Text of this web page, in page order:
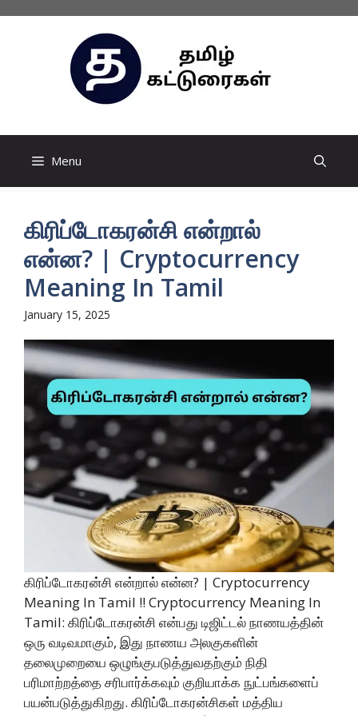
Menu
கிரிப்டோகரன்சி என்றால்
என்ன? | Cryptocurrency
Meaning In Tamil
January 15, 2025
கிரிப்டோகரன்சி என்றால் என்ன? | Cryptocurrency
Meaning In Tamil !! Cryptocurrency Meaning In
Tamil: கிரிப்டோகரன்சி என்பது டிஜிட்டல் நாணயத்தின்
ஒரு வடிவமாகும், இது நாணய அலகுகளின்
தலைமுறையை ஒழுங்குபடுத்துவதற்கும் நிதி
பரிமாற்றத்தை சரிபார்க்கவும் குறியாக்க நுட்பங்களைப்
பயன்படுத்துகிறது. கிரிப்டோகரன்சிகள் மத்திய